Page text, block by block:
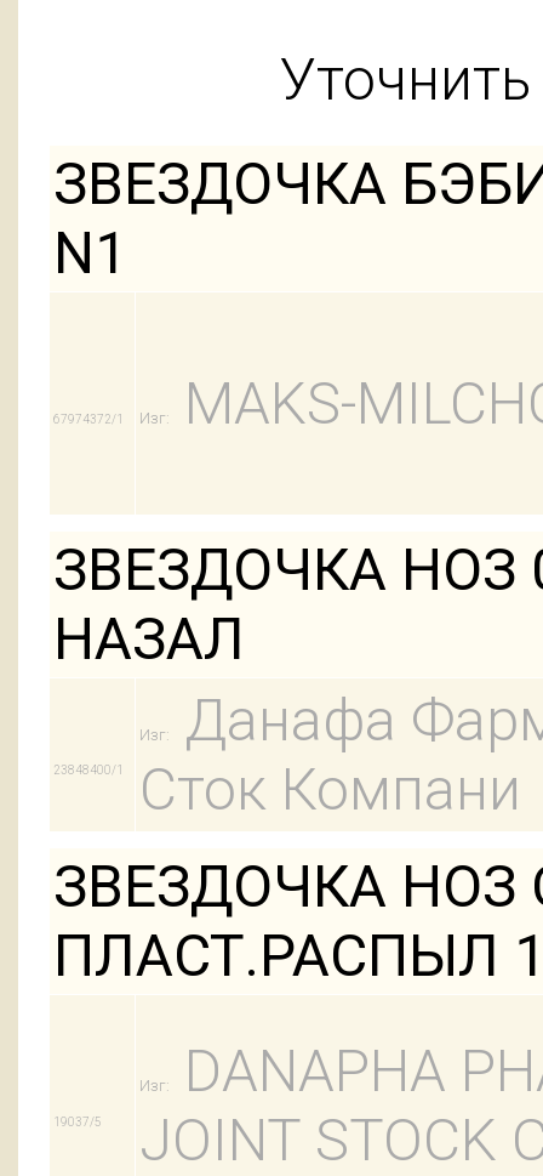
ЗВЕЗДОЧКА
N1
67974372/1 Изг: MAKS-
ЗВЕЗДОЧКА НОЗ
НАЗАЛ
23848400/1
Изг:
Данафа
Сток Компани
ЗВЕЗДОЧКА НОЗ
ПЛАСТ.РАСПЫЛ
19037/5
Изг:
DANAPHA
JOINT STOCK